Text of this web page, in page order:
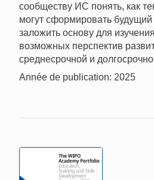
сообществу ИС понять, как
могут сформировать
заложить основу для
возможных перспектив
среднесрочной и
Année de publication: 2025